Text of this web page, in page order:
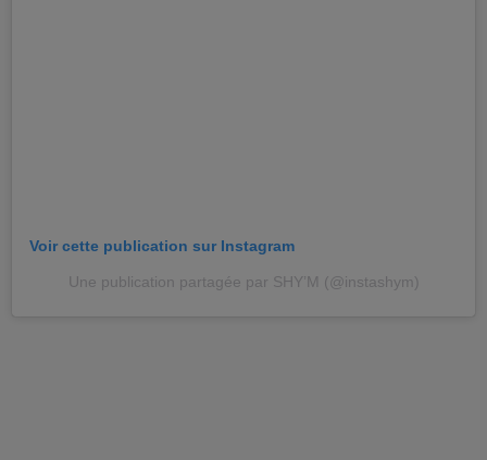
Voir cette publication sur Instagram
Une publication partagée par SHY’M (@instashym)